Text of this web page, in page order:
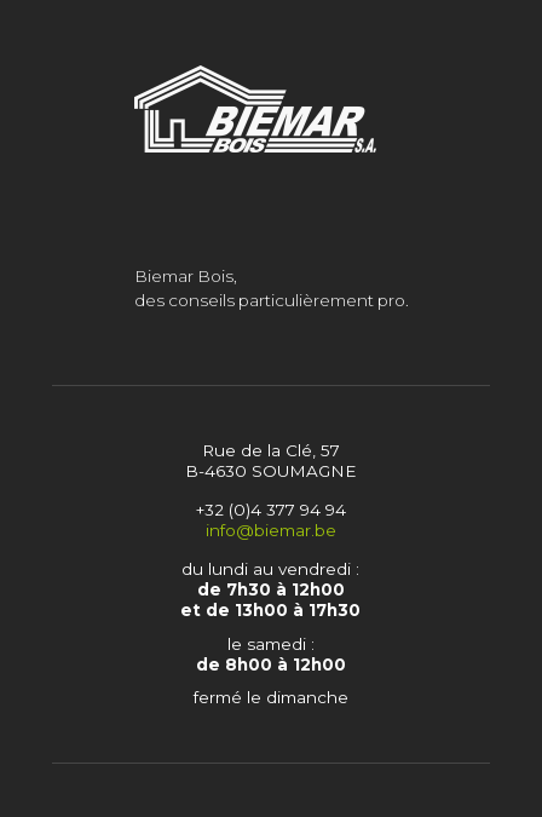
Biemar Bois,
des conseils particulièrement pro.
Rue de la Clé, 57
B-4630 SOUMAGNE
+32 (0)4 377 94 94
info@biemar.be
du lundi au vendredi :
de 7h30 à 12h00
et de 13h00 à 17h30
le samedi :
de 8h00 à 12h00
fermé le dimanche